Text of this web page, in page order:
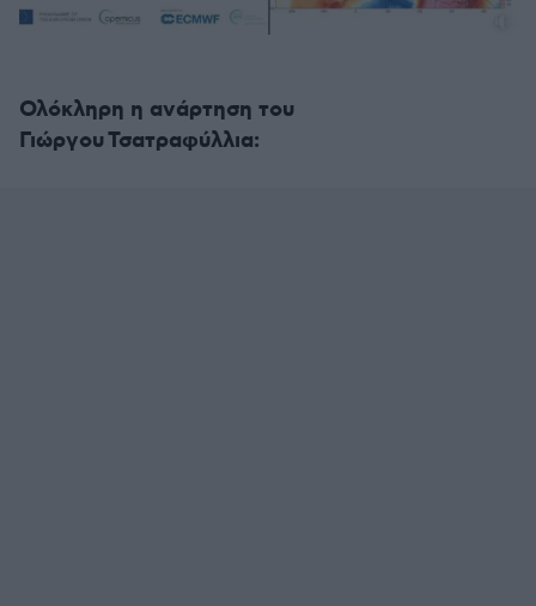
Ολόκληρη η ανάρτηση του
Γιώργου Τσατραφύλλια: